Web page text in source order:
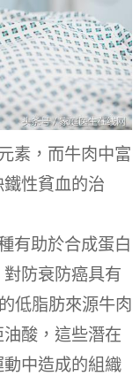
素，而牛肉中富
性貧血的治
有助於合成蛋白
防衰防癌具有
低脂肪來源牛肉
酸，這些潛在
中造成的組織